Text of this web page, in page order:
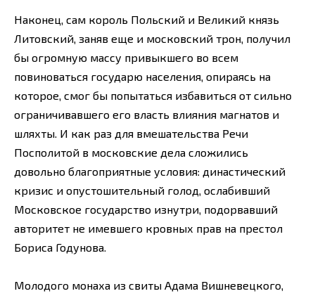
Наконец, сам король Польский и Великий князь
Литовский, заняв еще и московский трон, получил
бы огромную массу привыкшего во всем
повиноваться государю населения, опираясь на
которое, смог бы попытаться избавиться от сильно
ограничивавшего его власть влияния магнатов и
шляхты. И как раз для вмешательства Речи
Посполитой в московские дела сложились
довольно благоприятные условия: династический
кризис и опустошительный голод, ослабивший
Московское государство изнутри, подорвавший
авторитет не имевшего кровных прав на престол
Бориса Годунова.
Молодого монаха из свиты Адама Вишневецкого,